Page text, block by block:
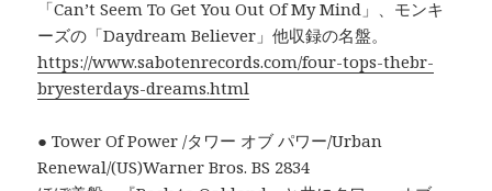
「Can’t Seem To Get You Out Of My Mind」、モンキ
ーズの「Daydream Believer」他収録の名盤。
https://www.sabotenrecords.com/four-tops-thebr-
bryesterdays-dreams.html
● Tower Of Power /タワー オブ パワー/Urban
Renewal/(US)Warner Bros. BS 2834